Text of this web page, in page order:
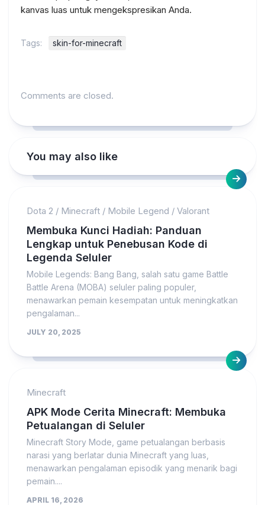
kanvas luas untuk mengekspresikan Anda.
Tags: skin-for-minecraft
Comments are closed.
You may also like
Dota 2 / Minecraft / Mobile Legend / Valorant
Membuka Kunci Hadiah: Panduan
Lengkap untuk Penebusan Kode di
Legenda Seluler
Mobile Legends: Bang Bang, salah satu game Battle
Battle Arena (MOBA) seluler paling populer,
menawarkan pemain kesempatan untuk meningkatkan
pengalaman...
JULY 20, 2025
Minecraft
APK Mode Cerita Minecraft: Membuka
Petualangan di Seluler
Minecraft Story Mode, game petualangan berbasis
narasi yang berlatar dunia Minecraft yang luas,
menawarkan pengalaman episodik yang menarik bagi
pemain....
APRIL 16, 2026